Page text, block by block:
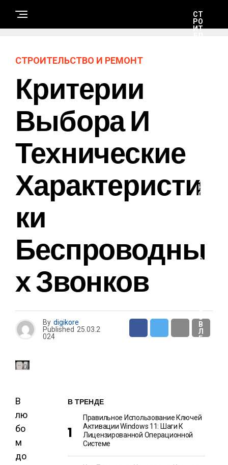
СТ
РО
ИТ
Х
Н
О
О
А
З
В
Л
Е
СТРОИТЕЛЬСТВО И РЕМОНТ
Критерии
Выбора И
Технические
Характеристи
Ки
Беспроводны
Х Звонков
By digikore
Published 25.03.2
024
В
лю
бо
м
до
В ТРЕНДЕ
Правильное Использование Ключей
Активации Windows 11: Шаги К
Лицензированной Операционной
Системе